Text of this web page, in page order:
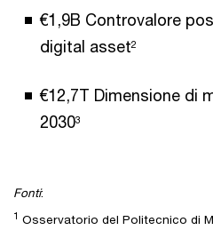
€1,9B Controvalore
digital asset2
€12,7T Dimensione di
20303
Fonti:
1 Osservatorio del Politecnico di